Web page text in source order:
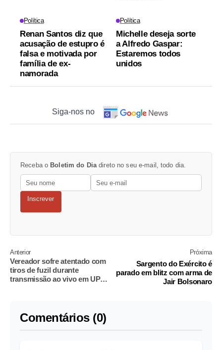
Política
Renan Santos diz que
acusação de estupro é
falsa e motivada por
família de ex-
namorada
Política
Michelle deseja sorte
a Alfredo Gaspar:
Estaremos todos
unidos
Siga-nos no
Receba o Boletim do Dia direto no seu e-mail, todo dia.
Inscrever
Anterior
Vereador sofre atentado com
tiros de fuzil durante
transmissão ao vivo em UPA;
Próxima
Sargento do Exército é
parado em blitz com arma de
Jair Bolsonaro
Comentários (0)